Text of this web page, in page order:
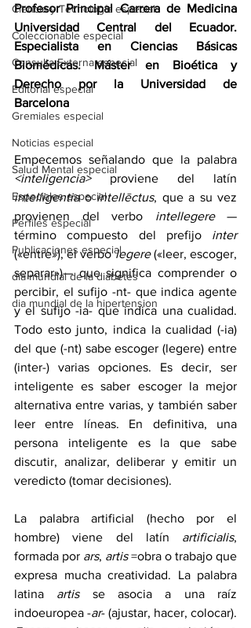
Ciencia y Tecnología especial
Coleccionable especial
Consulta Externa especial
Editorial especial
Gremiales especial
Noticias especial
Salud Mental especial
Especiales especial
Perfiles especial
Publicaciones especial
dia mundial de la diabetes
dia mundial de la hipertension
Profesor Principal Carrera de Medicina
Universidad Central del Ecuador.
Especialista en Ciencias Básicas
Biomédicas. Máster en Bioética y
Derecho por la Universidad de
Barcelona
<inteligencia>
intelligentia o intellēctus, que a su vez
provienen del verbo intellegere —
término compuesto del prefijo inter
(«entre»), el verbo legere («leer, escoger,
separar»)— que significa comprender o
percibir, el sufijo -nt- que indica agente
y el sufijo -ia- que indica una cualidad.
Todo esto junto, indica la cualidad (-ia)
del que (-nt) sabe escoger (legere) entre
(inter-) varias opciones. Es decir, ser
inteligente es saber escoger la mejor
alternativa entre varias, y también saber
leer entre líneas. En definitiva, una
persona inteligente es la que sabe
discutir, analizar, deliberar y emitir un
veredicto (tomar decisiones).
La palabra artificial (hecho por el
hombre) viene del latín artificialis,
formada por ars, artis =obra o trabajo que
expresa mucha creatividad. La palabra
latina artis se asocia a una raíz
indoeuropea -ar